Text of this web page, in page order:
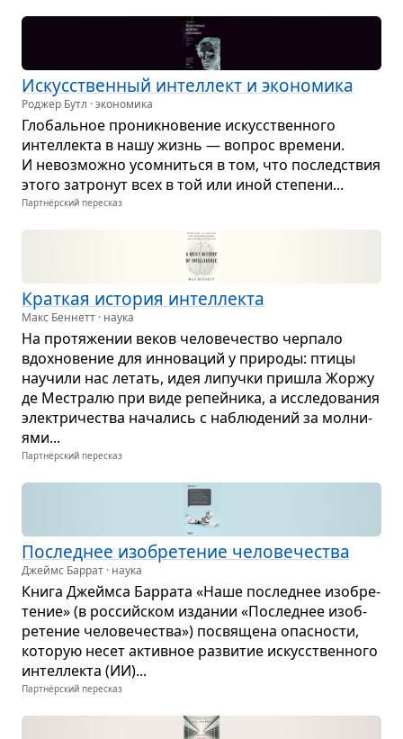
Искус­ствен­ный интел­лект и эко­но­мика
Роджер Бутл · экономика
Гло­баль­ное про­ник­но­ве­ние искус­ствен­ного
интел­лекта в нашу жизнь — вопрос вре­мени.
И невоз­можно усо­мниться в том, что послед­ствия
этого затро­нут всех в той или иной сте­пени...
Партнёрский пересказ
Крат­кая исто­рия интел­лекта
Макс Беннетт · наука
На про­тя­же­нии веков чело­ве­че­ство чер­пало
вдох­но­ве­ние для инно­ва­ций у при­роды: птицы
научили нас летать, идея липучки при­шла Жоржу
де Местралю при виде репей­ника, а иссле­до­ва­ния
элек­три­че­ства нача­лись с наблю­де­ний за мол­ни­
ями...
Партнёрский пересказ
Послед­нее изоб­ре­те­ние чело­ве­че­ства
Джеймс Баррат · наука
Книга Джеймса Бар­рата «Наше послед­нее изоб­ре­
те­ние» (в рос­сийском изда­нии «Послед­нее изоб­
ре­те­ние чело­ве­че­ства») посвя­щена опас­но­сти,
кото­рую несет актив­ное раз­ви­тие искус­ствен­ного
интел­лекта (ИИ)...
Партнёрский пересказ